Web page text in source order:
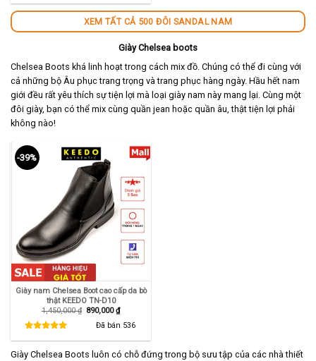
XEM TẤT CẢ 500 ĐÔI SANDAL NAM
Giày Chelsea boots
Chelsea Boots khá linh hoạt trong cách mix đồ. Chúng có thể đi cùng với
cả những bộ Âu phục trang trọng và trang phục hàng ngày. Hầu hết nam
giới đều rất yêu thích sự tiện lợi mà loại giày nam này mang lại. Cùng một
đôi giày, bạn có thể mix cùng quần jean hoặc quần âu, thật tiện lợi phải
không nào!
-39%
Giày nam Chelsea Boot cao cấp da bò
thật KEEDO TN-D10
1,450,000₫ Giá
890,000₫Giá
hiện
tại
Đã bán 536
Giày Chelsea Boots luôn có chỗ đứng trong bộ sưu tập của các nhà thiết